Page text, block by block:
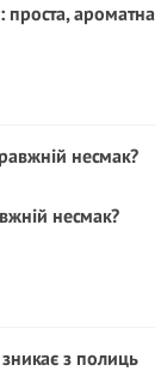
проста, ароматна
несмак?